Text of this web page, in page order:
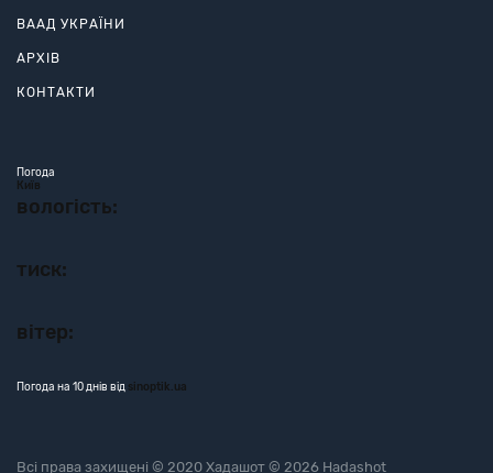
ВААД УКРАЇНИ
АРХІВ
КОНТАКТИ
Погода
Київ
вологість:
тиск:
вітер:
Погода на 10 днів від sinoptik.ua
Всі права захищені © 2020 Хадашот © 2026 Hadashot